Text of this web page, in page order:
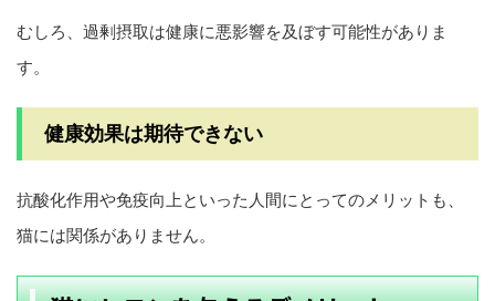
むしろ、過剰摂取は健康に悪影響を及ぼす可能性がありま
す。
健康効果は期待できない
抗酸化作用や免疫向上といった人間にとってのメリットも、
猫には関係がありません。